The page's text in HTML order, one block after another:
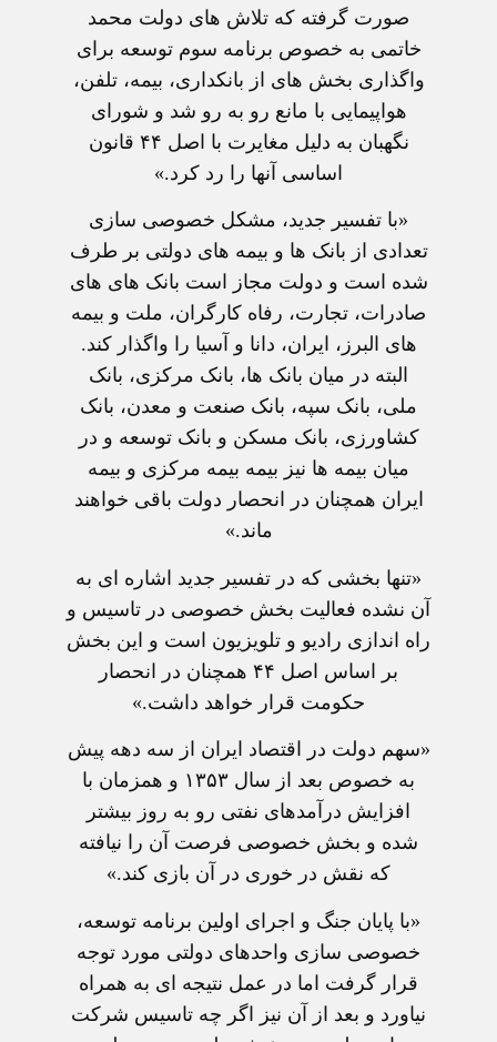
صورت گرفته که تلاش های دولت محمد
خاتمی به خصوص برنامه سوم توسعه برای
واگذاری بخش های از بانکداری، بيمه، تلفن،
هواپيمايی با مانع رو به رو شد و شورای
نگهبان به دليل مغايرت با اصل ۴۴ قانون
اساسی آنها را رد کرد.»
«با تفسير جديد، مشکل خصوصی سازی
تعدادی از بانک ها و بيمه های دولتی بر طرف
شده است و دولت مجاز است بانک های های
صادرات، تجارت،‌ رفاه کارگران، ملت و بيمه
های البرز، ايران، دانا و آسيا را واگذار کند.
البته در ميان بانک ها، بانک مرکزی، بانک
ملی، بانک سپه، بانک صنعت و معدن، بانک
کشاورزی، بانک مسکن و بانک توسعه و در
ميان بيمه ها نيز بيمه بيمه مرکزی و بيمه
ايران همچنان در انحصار دولت باقی خواهند
ماند.»
«تنها بخشی که در تفسير جديد اشاره ای به
آن نشده فعاليت بخش خصوصی در تاسيس و
راه اندازی راديو و تلويزيون است و اين بخش
بر اساس اصل ۴۴ همچنان در انحصار
حکومت قرار خواهد داشت.»
«سهم دولت در اقتصاد ايران از سه دهه پيش
به خصوص بعد از سال ۱۳۵۳ و همزمان با
افزايش درآمدهای نفتی رو به روز بيشتر
شده و بخش خصوصی فرصت آن را نيافته
که نقش در خوری در آن بازی کند.»
«با پايان جنگ و اجرای اولين برنامه توسعه،
خصوصی سازی واحدهای دولتی مورد توجه
قرار گرفت اما در عمل نتيجه ای به همراه
نياورد و بعد از آن نيز اگر چه تاسيس شرکت